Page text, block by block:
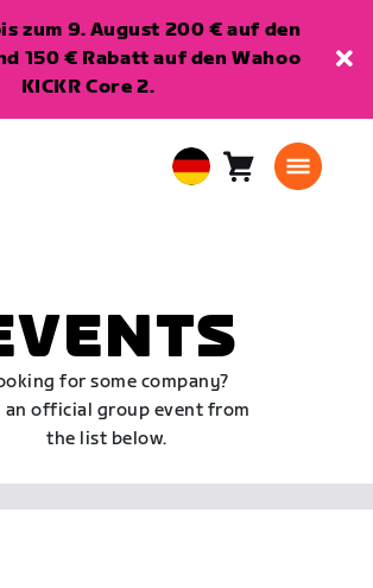
zum 9. August 200 € auf den
150 € Rabatt auf den Wahoo
KICKR Core 2.
EuropeanWarenkorb
for some company?
an official group event from
the list below.